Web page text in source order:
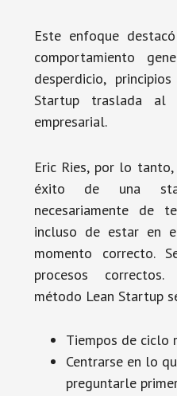
Este enfoque
comportamiento
desperdicio,
Startup traslada al
empresarial.
Eric Ries, por lo
éxito de una
necesariamente de
incluso de estar en
momento correcto.
procesos
método Lean Startup
Tiempos de ciclo
Centrarse en lo
preguntarle